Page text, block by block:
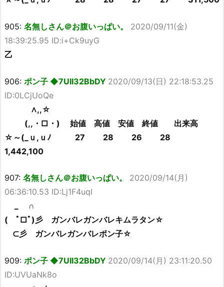
905: 名無しさん＠お腹いっぱい。
2020/09/11(金)
18:39:25.95 ID:i+Ck9uyG
乙
906: ポン子 ◆7UII32BbDY 2020/09/13(日) 22:18:53.25
ID:0LCjUoQe
∧,,☆
(,,・□・) 始値 高値 安値 終値 出来高
☆～(_ｕ,ｕﾉ 27 28 26 28
1,442,100
907: 名無しさん＠お腹いっぱい。
2020/09/14(月)
06:36:10.53 ID:Lj1F4uqI
_ ∩
( ﾟ□ﾟ)彡 ガンバレガンバレキムラタン☆
⊂彡 ガンバレガンバレポン子☆
909: ポン子 ◆7UII32BbDY 2020/09/14(月) 23:11:20.50
ID:UVUaNk8o